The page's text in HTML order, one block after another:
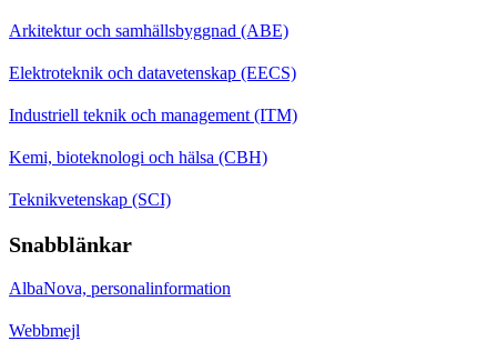
Arkitektur och samhällsbyggnad (ABE)
Elektroteknik och datavetenskap (EECS)
Industriell teknik och management (ITM)
Kemi, bioteknologi och hälsa (CBH)
Teknikvetenskap (SCI)
Snabblänkar
AlbaNova, personalinformation
Webbmejl